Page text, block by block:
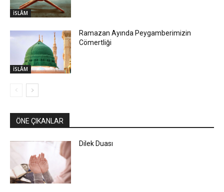
İSLÂM
İSLÂM
Ramazan Ayında Peygamberimizin
Cömertliği
ÖNE ÇIKANLAR
Dilek Duası